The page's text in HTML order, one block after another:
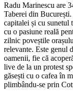
Radu Marinescu are
Taberei din
capitalei și cu sunetul
cu o pasiune reală
zilnic poveștile
relevante. Este genul
oamenii, fie că
live de la un protest
găsești cu o cafea în
plimbându-se prin